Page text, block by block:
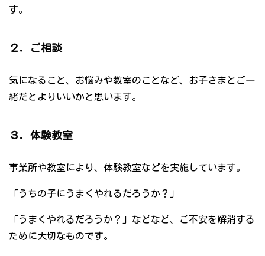
す。
２．ご相談
気になること、お悩みや教室のことなど、お子さまとご一
緒だとよりいいかと思います。
３．体験教室
事業所や教室により、体験教室などを実施しています。
「うちの子にうまくやれるだろうか？」
「うまくやれるだろうか？」などなど、ご不安を解消する
ために大切なものです。